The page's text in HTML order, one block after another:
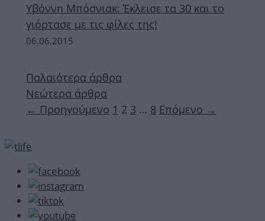
Υβόννη Μπόσνιακ: Έκλεισε τα 30 και το
γιόρτασε με τις φίλες της!
06.06.2015
Παλαιότερα άρθρα
Νεώτερα άρθρα
← Προηγούμενο Σελίδα
1 Σελίδα
2 Σελίδα
3 … Σελίδα
8 Επόμενο →